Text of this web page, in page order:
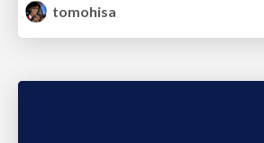
tomohisa